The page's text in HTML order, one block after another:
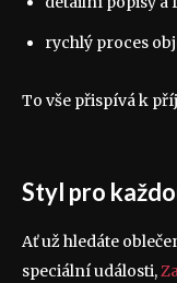
rychlý proces
To vše přispívá k
Styl pro
Ať už hledáte
speciální události,